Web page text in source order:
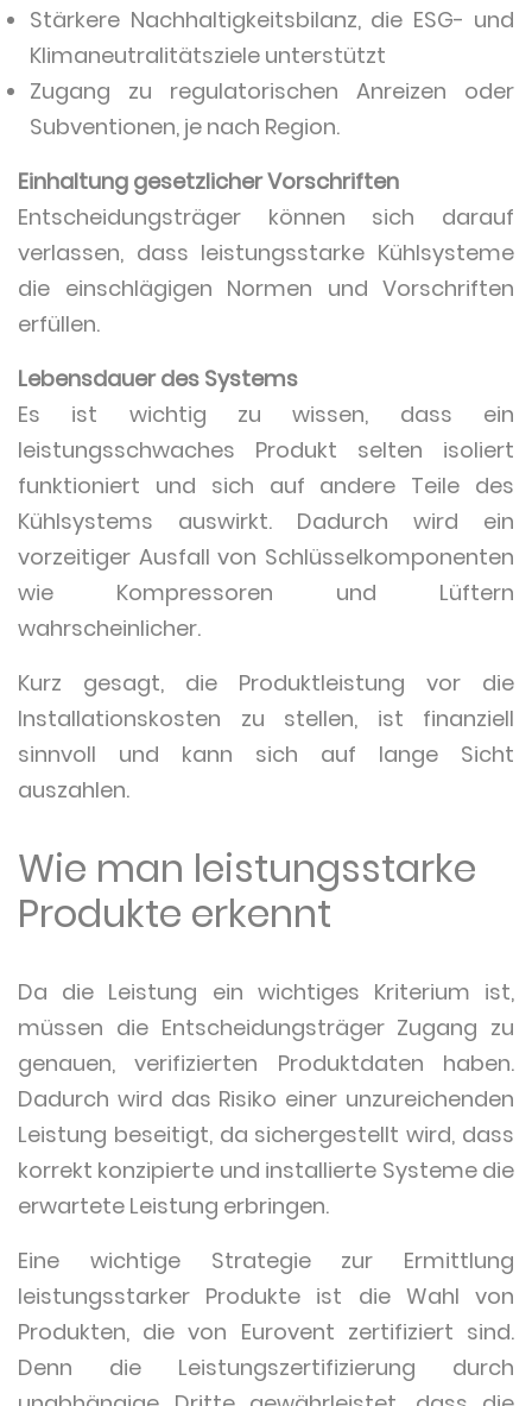
Stärkere Nachhaltigkeitsbilanz, die ESG- und
Klimaneutralitätsziele unterstützt
Zugang zu regulatorischen Anreizen oder
Subventionen, je nach Region.
Einhaltung gesetzlicher Vorschriften
Entscheidungsträger können sich darauf
verlassen, dass leistungsstarke Kühlsysteme
die einschlägigen Normen und Vorschriften
erfüllen.
Lebensdauer des Systems
Es ist wichtig zu wissen, dass ein
leistungsschwaches Produkt selten isoliert
funktioniert und sich auf andere Teile des
Kühlsystems auswirkt. Dadurch wird ein
vorzeitiger Ausfall von Schlüsselkomponenten
wie Kompressoren und Lüftern
wahrscheinlicher.
Kurz gesagt, die Produktleistung vor die
Installationskosten zu stellen, ist finanziell
sinnvoll und kann sich auf lange Sicht
auszahlen.
Wie man leistungsstarke
Produkte erkennt
Da die Leistung ein wichtiges Kriterium ist,
müssen die Entscheidungsträger Zugang zu
genauen, verifizierten Produktdaten haben.
Dadurch wird das Risiko einer unzureichenden
Leistung beseitigt, da sichergestellt wird, dass
korrekt konzipierte und installierte Systeme die
erwartete Leistung erbringen.
Eine wichtige Strategie zur Ermittlung
leistungsstarker Produkte ist die Wahl von
Produkten, die von Eurovent zertifiziert sind.
Denn die Leistungszertifizierung durch